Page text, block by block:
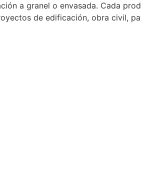
a granel o envasada. Cada
de edificación, obra civil,